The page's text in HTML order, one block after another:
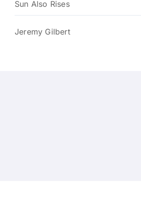
Sun Also Rises
Jeremy Gilbert